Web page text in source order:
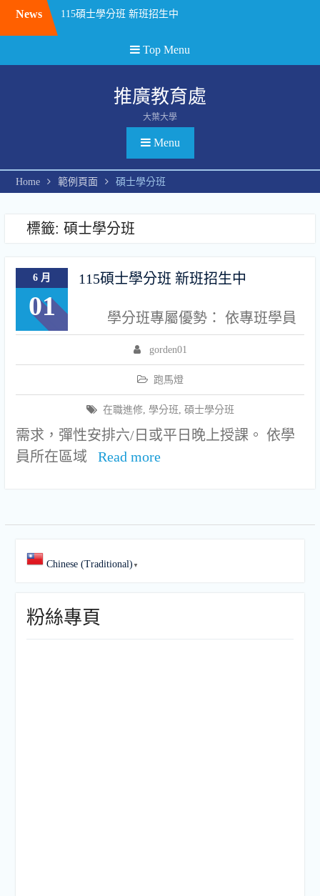
content
News
115碩士學分班 新班招生中
Top Menu
推廣教育處
大葉大學
Menu
Home 範例頁面 碩士學分班
標籤:碩士學分班
6 月
01
115碩士學分班 新班招生中
gorden01
跑馬燈
在職進修, 學分班, 碩士學分班
學分班專屬優勢： 依專班學員
需求，彈性安排六/日或平日晚上授課。 依學
員所在區域
Read more
Chinese (Traditional) ▼
粉絲專頁